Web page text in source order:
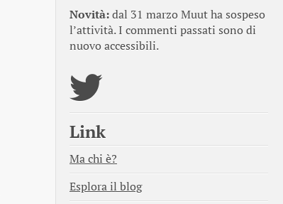
Novità:dal 31 marzo Muut ha sospeso
l’attività. I commenti passati sono di
nuovo accessibili.
Link
Ma chi è?
Esplora il blog